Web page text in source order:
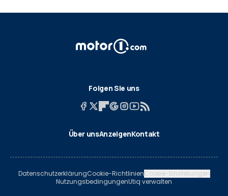
Folgen Sie uns
Über unsAnzeigenKontakt
DatenschutzerklärungCookie-RichtlinienCookie-Einstellungen
NutzungsbedingungenUtiq verwalten